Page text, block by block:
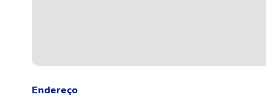
Endereço